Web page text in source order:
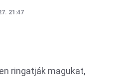
21:47
ringatják magukat,